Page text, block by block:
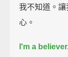
我不知道。
心。
I'm a